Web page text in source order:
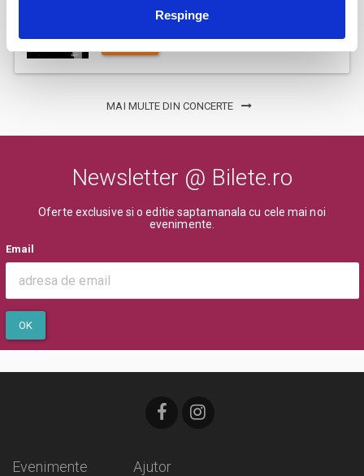
Respinge
MAI MULTE DIN CONCERTE
Newsletter @ Bilete.ro
Oferte exclusive si o editie saptamanala cu cele mai noi
evenimente.
Email
OK
Ajutor
Evenimente